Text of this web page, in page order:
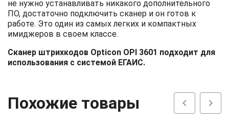
не нужно устанавливать никакого дополнительного
ПО, достаточно подключить сканер и он готов к
работе. Это один из самых легких и компактных
имиджеров в своем классе.
Сканер штрихкодов Opticon OPI 3601 подходит для
использования с системой ЕГАИС.
Похожие товары chevron_left chevron_right